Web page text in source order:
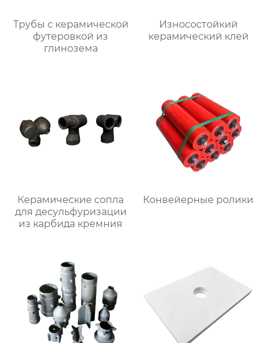
Трубы с керамической
футеровкой из
глинозема
Износостойкий
керамический клей
Керамические сопла
для десульфуризации
из карбида кремния
Конвейерные ролики